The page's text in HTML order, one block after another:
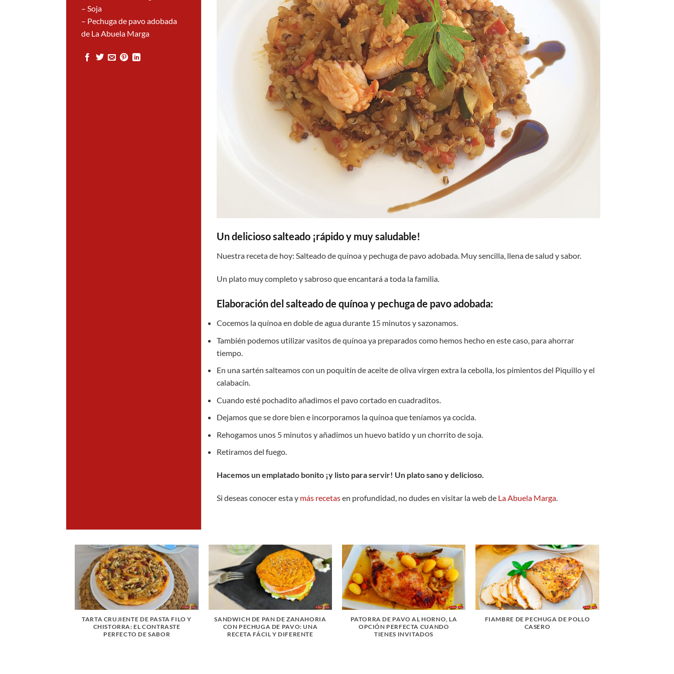
– Soja
– Pechuga de pavo adobada
de La Abuela Marga
Un delicioso salteado ¡rápido y muy saludable!
Nuestra receta de hoy: Salteado de quínoa y pechuga de pavo adobada. Muy sencilla, llena de salud y sabor.
Un plato muy completo y sabroso que encantará a toda la familia.
Elaboración del salteado de quínoa y pechuga de pavo adobada:
Cocemos la quínoa en doble de agua durante 15 minutos y sazonamos.
También podemos utilizar vasitos de quínoa ya preparados como hemos hecho en este caso, para ahorrar
tiempo.
En una sartén salteamos con un poquitín de aceite de oliva virgen extra la cebolla, los pimientos del Piquillo y el
calabacín.
Cuando esté pochadito añadimos el pavo cortado en cuadraditos.
Dejamos que se dore bien e incorporamos la quínoa que teníamos ya cocida.
Rehogamos unos 5 minutos y añadimos un huevo batido y un chorrito de soja.
Retiramos del fuego.
Hacemos un emplatado bonito ¡y listo para servir! Un plato sano y delicioso.
Si deseas conocer esta y más recetasen profundidad, no dudes en visitar la web de La Abuela Marga.
TARTA CRUJIENTE DE PASTA FILO Y
CHISTORRA: EL CONTRASTE
PERFECTO DE SABOR
SANDWICH DE PAN DE ZANAHORIA
CON PECHUGA DE PAVO: UNA
RECETA FÁCIL Y DIFERENTE
PATORRA DE PAVO AL HORNO, LA
OPCIÓN PERFECTA CUANDO
TIENES INVITADOS
FIAMBRE DE PECHUGA DE POLLO
CASERO